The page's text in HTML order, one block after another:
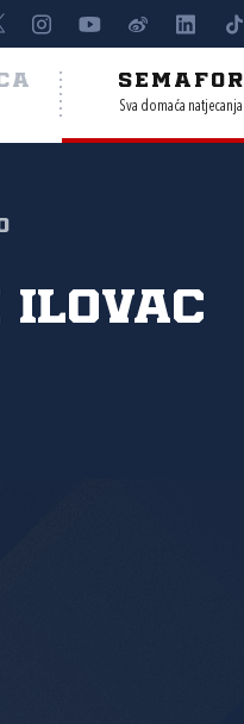
SEMAFOR
Sva domaća natjecanja
Ilovac